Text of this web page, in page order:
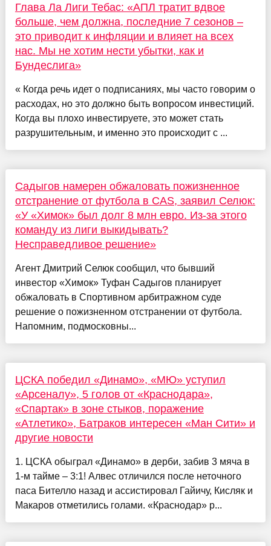
Глава Ла Лиги Тебас: «АПЛ тратит вдвое
больше, чем должна, последние 7 сезонов –
это приводит к инфляции и влияет на всех
нас. Мы не хотим нести убытки, как и
Бундеслига»
« Когда речь идет о подписаниях, мы часто говорим о
расходах, но это должно быть вопросом инвестиций.
Когда вы плохо инвестируете, это может стать
разрушительным, и именно это происходит с ...
Садыгов намерен обжаловать пожизненное
отстранение от футбола в CAS, заявил Селюк:
«У «Химок» был долг 8 млн евро. Из‑за этого
команду из лиги выкидывать?
Несправедливое решение»
Агент Дмитрий Селюк сообщил, что бывший
инвестор «Химок» Туфан Садыгов планирует
обжаловать в Спортивном арбитражном суде
решение о пожизненном отстранении от футбола.
Напомним, подмосковны...
ЦСКА победил «Динамо», «МЮ» уступил
«Арсеналу», 5 голов от «Краснодара»,
«Спартак» в зоне стыков, поражение
«Атлетико», Батраков интересен «Ман Сити» и
другие новости
1. ЦСКА обыграл «Динамо» в дерби, забив 3 мяча в
1-м тайме – 3:1! Алвес отличился после неточного
паса Бителло назад и ассистировал Гайичу, Кисляк и
Макаров отметились голами. «Краснодар» р...